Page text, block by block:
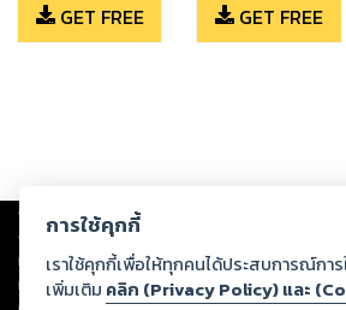
GET FREE
๒๕๖๒GET FREE
Copyright © 2026
ต่อผลงานหรือเนื้อหาใดที่อัปโหลดผ่านเว็บไซต์และปร
ทรัพย์สินทางปัญญาของบุคคลอื่นหรือขัดต่อกฎหมาย
ทุกท่านโปรดใช้วิจารณญาณในการกลั่นกรองด้วยตน
การใช้คุกกี้
เราใช้คุกกี้เพื่อให้ทุกคนได้ประสบการณ์กา
เพิ่มเติม คลิก (Privacy Policy) และ